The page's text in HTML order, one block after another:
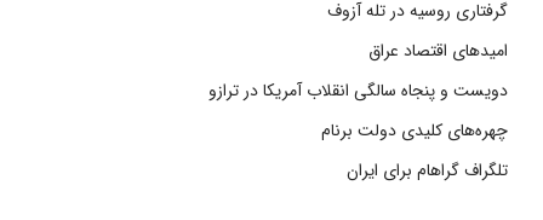
گرفتاری روسیه در تله آزوف
امیدهای اقتصاد عراق
دویست و پنجاه سالگی انقلاب آمریکا در ترازو
چهره‌های کلیدی دولت برنام
تلگراف گراهام برای ایران